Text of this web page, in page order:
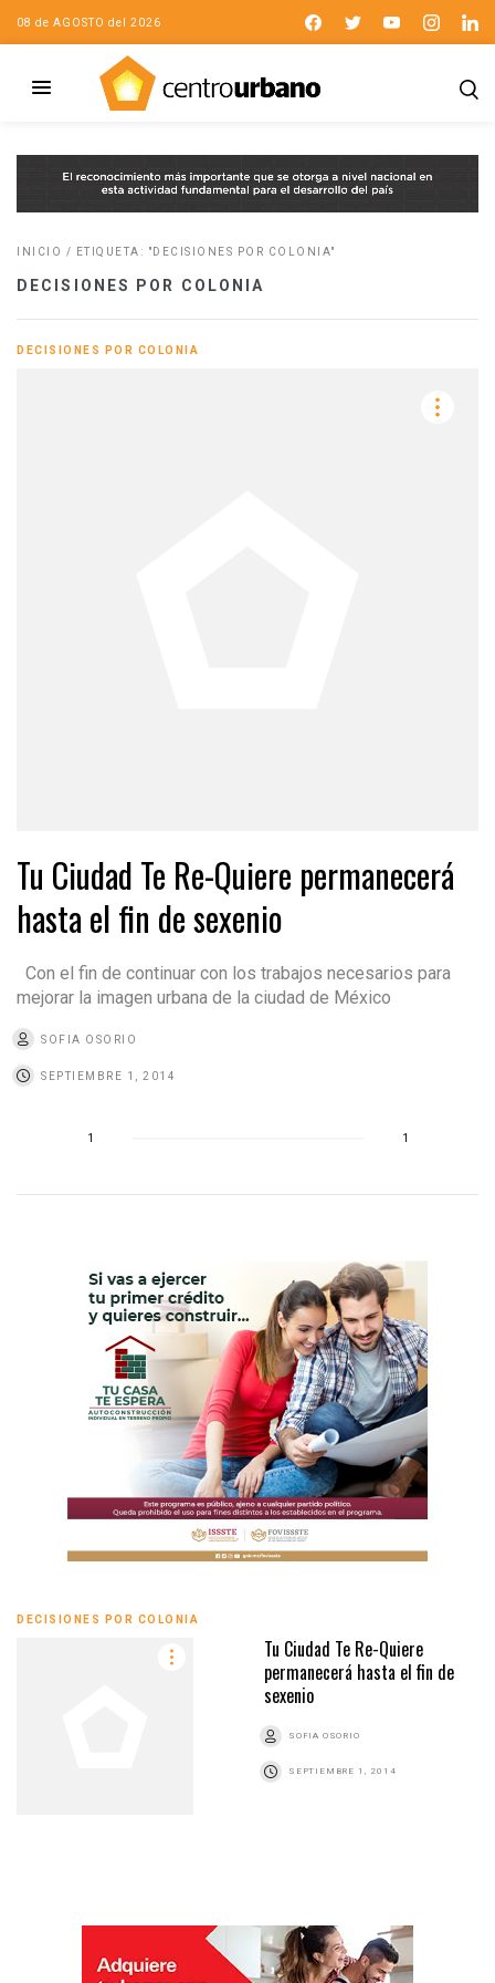
08 de AGOSTO del 2026
INICIO / ETIQUETA: "DECISIONES POR COLONIA"
DECISIONES POR COLONIA
DECISIONES POR COLONIA
Tu Ciudad Te Re-Quiere permanecerá
hasta el fin de sexenio
Con el fin de continuar con los trabajos necesarios para
mejorar la imagen urbana de la ciudad de México
SOFIA OSORIO
SEPTIEMBRE 1, 2014
1 1
DECISIONES POR COLONIA
Tu Ciudad Te Re-Quiere
permanecerá hasta el fin de
sexenio
SOFIA OSORIO
SEPTIEMBRE 1, 2014